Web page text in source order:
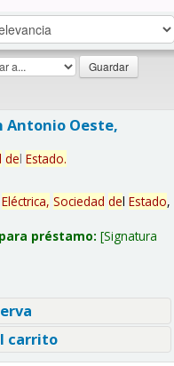
Antonio Oeste,
del Estado.
Eléctrica, Sociedad del Estado,
préstamo: Signatura
carrito